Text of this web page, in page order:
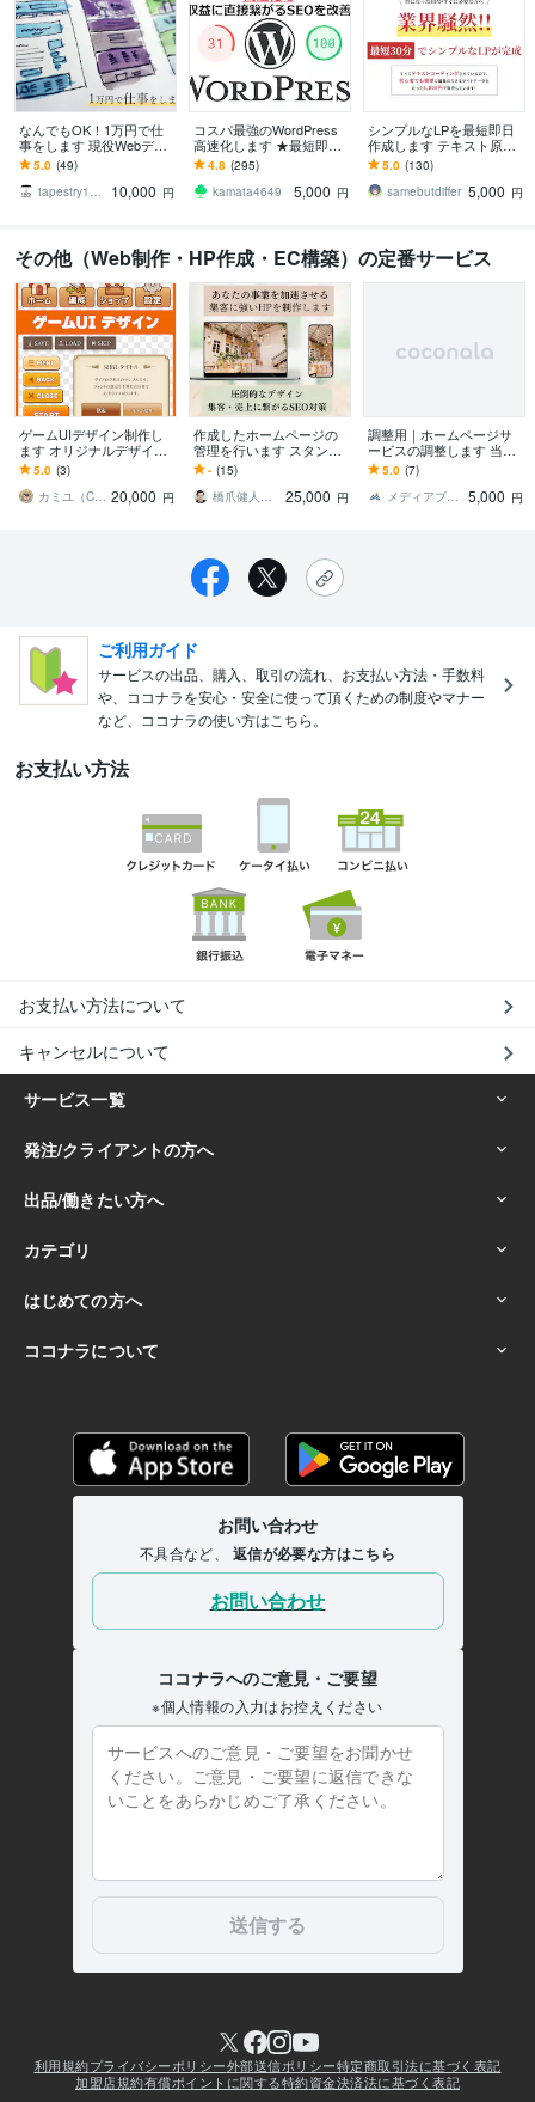
なんでもOK！1万円で仕
事をします 現役Webデザ
イナーが誠実に対応しま
す
5.0 (49)
tapestry1975
10,000 円
コスパ最強のWordPress
高速化します ★最短即日
★検索順位ＵＰ！★100点
実績★アクセス数ＵＰ！
★
4.8 (295)
kamata4649
5,000 円
シンプルなLPを最短即日
作成します テキスト原稿
を元にhtmlとcssだけでコ
ーディングします。
5.0 (130)
samebutdiffer 5,000 円
その他（Web制作・HP作成・EC構築）の定番サービス
ゲームUIデザイン制作し
ます オリジナルデザイン
のUIが欲しい方へ
5.0 (3)
カミユ（CBWorks） 20,000 円
作成したホームページの
管理を行います スタンダ
ードプラン（25,000円/
月） → おすすめ！
- (15)
橋爪健人【ホームページ制作】
25,000 円
調整用｜ホームページサ
ービスの調整します 当方
のホームページ制作サー
ビスをご利用の向け
5.0 (7)
メディアブーム｜Web集客の専門家
5,000 円
ご利用ガイド
サービスの出品、購入、取引の流れ、お支払い方法・手数料
や、ココナラを安心・安全に使って頂くための制度やマナー
など、ココナラの使い方はこちら。
お支払い方法
お支払い方法について
キャンセルについて